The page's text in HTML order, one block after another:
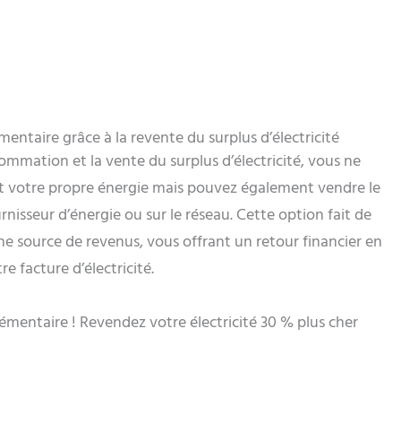
grâce à la revente du surplus d’électricité
et la vente du surplus d’électricité, vous ne
votre propre énergie mais pouvez également vendre le
d’énergie ou sur le réseau. Cette option fait de
source de revenus, vous offrant un retour financier en
facture d’électricité.
! Revendez votre électricité 30 % plus cher